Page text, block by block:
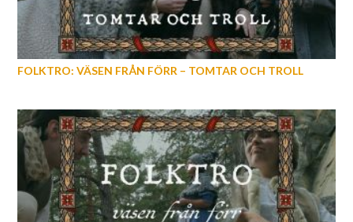
FOLKTRO: VÄSEN FRÅN FÖRR – TOMTAR OCH TROLL